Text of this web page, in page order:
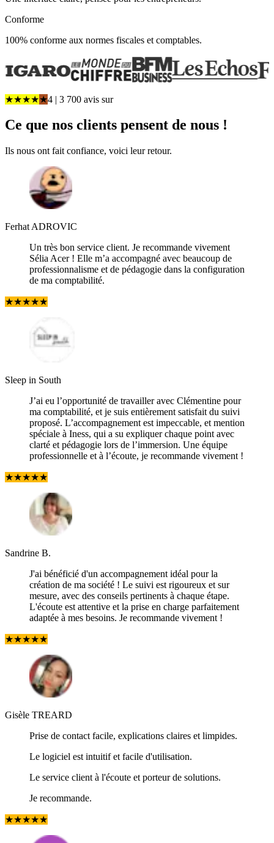
Conforme
100% conforme aux normes fiscales et comptables.
★★★★★4 | 3 700 avis sur
Ce que nos clients pensent de nous !
Ils nous ont fait confiance, voici leur retour.
Ferhat ADROVIC
Un très bon service client. Je recommande vivement
Sélia Acer ! Elle m’a accompagné avec beaucoup de
professionnalisme et de pédagogie dans la configuration
de ma comptabilité.
★★★★★
Sleep in South
J’ai eu l’opportunité de travailler avec Clémentine pour
ma comptabilité, et je suis entièrement satisfait du suivi
proposé. L’accompagnement est impeccable, et mention
spéciale à Iness, qui a su expliquer chaque point avec
clarté et pédagogie lors de l’immersion. Une équipe
professionnelle et à l’écoute, je recommande vivement !
★★★★★
Sandrine B.
J'ai bénéficié d'un accompagnement idéal pour la
création de ma société ! Le suivi est rigoureux et sur
mesure, avec des conseils pertinents à chaque étape.
L'écoute est attentive et la prise en charge parfaitement
adaptée à mes besoins. Je recommande vivement !
★★★★★
Gisèle TREARD
Prise de contact facile, explications claires et limpides.
Le logiciel est intuitif et facile d'utilisation.
Le service client à l'écoute et porteur de solutions.
Je recommande.
★★★★★